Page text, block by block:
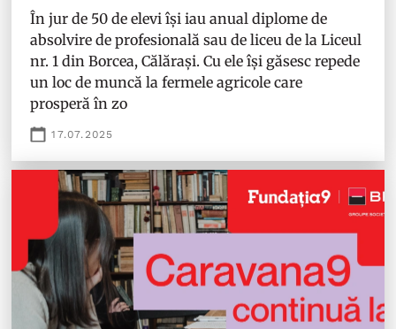
În jur de 50 de elevi își iau anual diplome de
absolvire de profesională sau de liceu de la Liceul
nr. 1 din Borcea, Călărași. Cu ele își găsesc repede
un loc de muncă la fermele agricole care
prosperă în zo
17.07.2025